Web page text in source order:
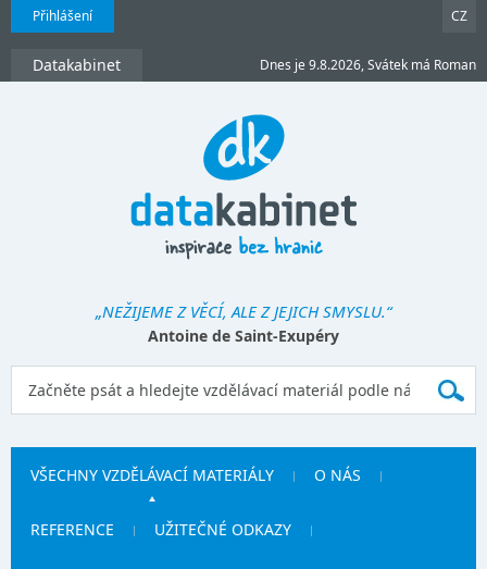
Přihlášení CZ
Datakabinet Dnes je 9.8.2026, Svátek má Roman
„NEŽIJEME Z VĚCÍ, ALE Z JEJICH SMYSLU.“
Antoine de Saint-Exupéry
VŠECHNY VZDĚLÁVACÍ MATERIÁLY O NÁS
REFERENCE UŽITEČNÉ ODKAZY